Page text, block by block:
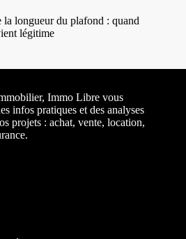
la longueur du plafond : quand
légitime
Immo Libre vous
infos pratiques et des analyses
projets : achat, vente, location,